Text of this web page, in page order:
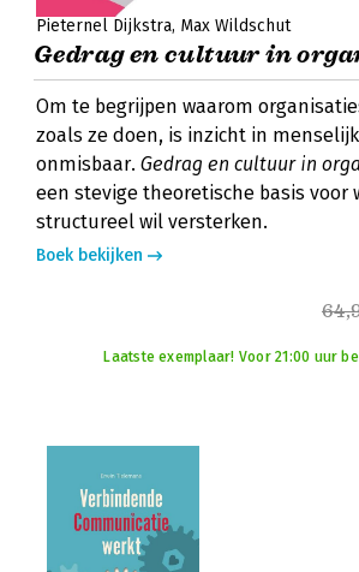
Pieternel Dijkstra Max Wildschut
Gedrag en cultuur in
Om te begrijpen waarom
zoals ze doen, is inzicht in
onmisbaar. Gedrag en cultuur in
een stevige theoretische basis voor
structureel wil versterken.
Boek bekijken
Laatste exemplaar! Voor 21:00 uur